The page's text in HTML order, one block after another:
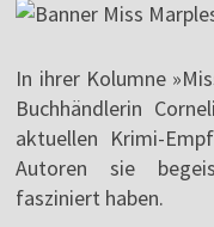
In ihrer Kolumne
Buchhändlerin
aktuellen Krimi-
Autoren sie
fasziniert haben.